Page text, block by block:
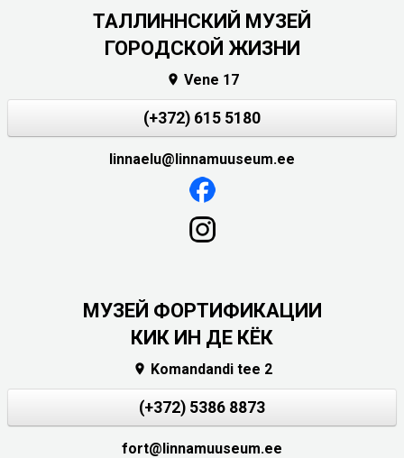
ТАЛЛИННСКИЙ МУЗЕЙ
ГОРОДСКОЙ ЖИЗНИ
 Vene 17
(+372) 615 5180
linnaelu@linnamuuseum.ee
МУЗЕЙ ФОРТИФИКАЦИИ
КИК ИН ДЕ КЁК
 Komandandi tee 2
(+372) 5386 8873
fort@linnamuuseum.ee